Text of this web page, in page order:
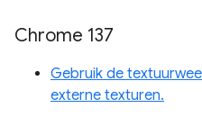
Chrome 137
Gebruik de
externe texturen.